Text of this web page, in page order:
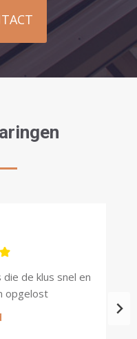
de klus snel en
opgelost